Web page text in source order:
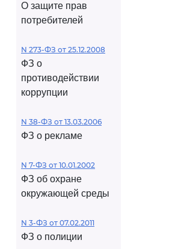
О защите прав
потребителей
N 273-ФЗ от 25.12.2008
ФЗ о
противодействии
коррупции
N 38-ФЗ от 13.03.2006
ФЗ о рекламе
N 7-ФЗ от 10.01.2002
ФЗ об охране
окружающей среды
N 3-ФЗ от 07.02.2011
ФЗ о полиции